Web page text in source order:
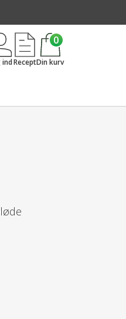
indRecept
0
Din kurv